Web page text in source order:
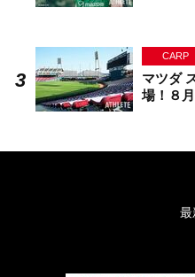
CARP
マツダ
場！８
最